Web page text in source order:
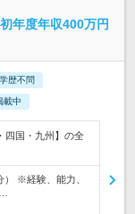
年度年収400万円
学歴不問
載中
四国・九州】の全
） ※経験、能力、